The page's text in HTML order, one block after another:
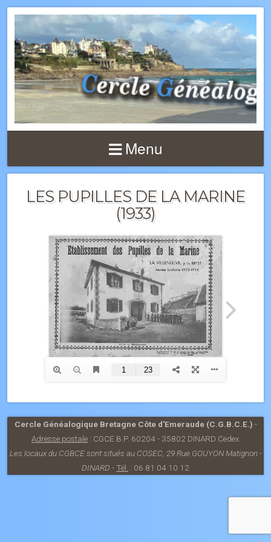
Menu
LES PUPILLES DE LA MARINE
(1933)
Cercle Généalogique Bretagne Côte d'Emeraude (C.G.B.C.E.) -
Adresse postale : CGCE B.P. 60204 - 35802 DINARD Cedex
Les locaux du CGBCE sont situés au COSEC, 29 Rue GOUYON Matignon -
DINARD - Tél. : 06 81 04 10 12